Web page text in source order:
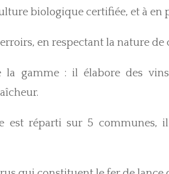
biologique certifiée, et à en
en respectant la nature de
gamme : il élabore des vins
est réparti sur 5 communes,